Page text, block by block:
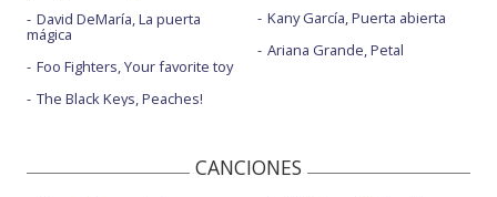
David DeMaría, La puerta
mágica
Foo Fighters, Your favorite toy
The Black Keys, Peaches!
Kany García, Puerta abierta
Ariana Grande, Petal
CANCIONES